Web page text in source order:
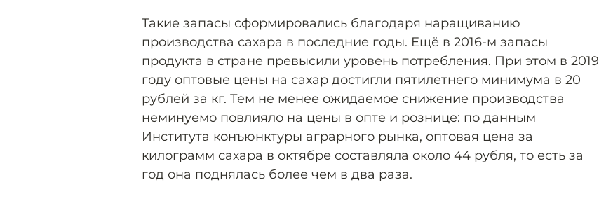
Такие запасы сформировались благодаря наращиванию
производства сахара в последние годы. Ещё в 2016-м запасы
продукта в стране превысили уровень потребления. При этом в 2019
году оптовые цены на сахар достигли пятилетнего минимума в 20
рублей за кг. Тем не менее ожидаемое снижение производства
неминуемо повлияло на цены в опте и рознице: по данным
Института конъюнктуры аграрного рынка, оптовая цена за
килограмм сахара в октябре составляла около 44 рубля, то есть за
год она поднялась более чем в два раза.